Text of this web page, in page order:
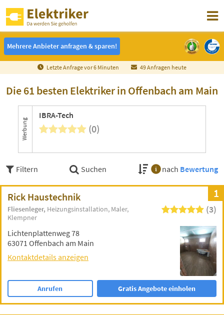
Mehrere Anbieter anfragen & sparen!
Mehrere Anbieter anfragen & sparen!
Letzte Anfrage vor6 Minuten 49 Anfragen heute
Die 61 besten Elektriker in Offenbach am Main
Werbung
IBRA-Tech
(0)
Filtern Suchen nach Bewertung
1
Rick Haustechnik
Fliesenleger Heizungsinstallation Maler
Klempner
(3)
Lichtenplattenweg 78
63071 Offenbach am Main
Kontaktdetails anzeigen
Anrufen Gratis Angebote einholen